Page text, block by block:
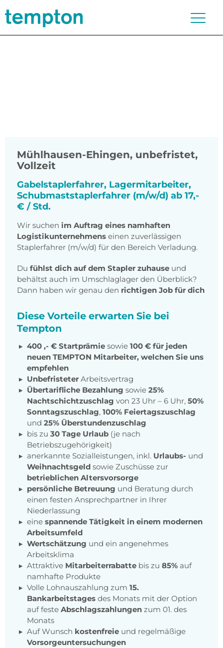
Mühlhausen-Ehingen, unbefristet,
Vollzeit
Gabelstaplerfahrer, Lagermitarbeiter,
Schubmaststaplerfahrer (m/w/d) ab 17,-
€ / Std.
Wir suchen im Auftrag eines namhaften
Logistikunternehmens einen zuverlässigen
Staplerfahrer (m/w/d) für den Bereich Verladung.
Du fühlst dich auf dem Stapler zuhause und
behältst auch im Umschlaglager den Überblick?
Dann haben wir genau den richtigen Job für dich
Diese Vorteile erwarten Sie bei
Tempton
400 ,- € Startprämie sowie 100 € für jeden
neuen TEMPTON Mitarbeiter, welchen Sie uns
empfehlen
Unbefristeter Arbeitsvertrag
Übertarifliche Bezahlung sowie 25%
Nachtschichtzuschlag von 23 Uhr – 6 Uhr, 50%
Sonntagszuschlag, 100% Feiertagszuschlag
und 25% Überstundenzuschlag
bis zu 30 Tage Urlaub (je nach
Betriebszugehörigkeit)
anerkannte Sozialleistungen, inkl. Urlaubs- und
Weihnachtsgeld sowie Zuschüsse zur
betrieblichen Altersvorsorge
persönliche Betreuung und Beratung durch
einen festen Ansprechpartner in Ihrer
Niederlassung
eine spannende Tätigkeit in einem modernen
Arbeitsumfeld
Wertschätzung und ein angenehmes
Arbeitsklima
Attraktive Mitarbeiterrabatte bis zu 85% auf
namhafte Produkte
Volle Lohnauszahlung zum 15.
Bankarbeitstages des Monats mit der Option
auf feste Abschlagszahlungen zum 01. des
Monats
Auf Wunsch kostenfreie und regelmäßige
Vorsorgeuntersuchungen